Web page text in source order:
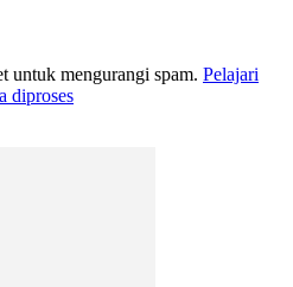
untuk mengurangi spam. Pelajari
diproses